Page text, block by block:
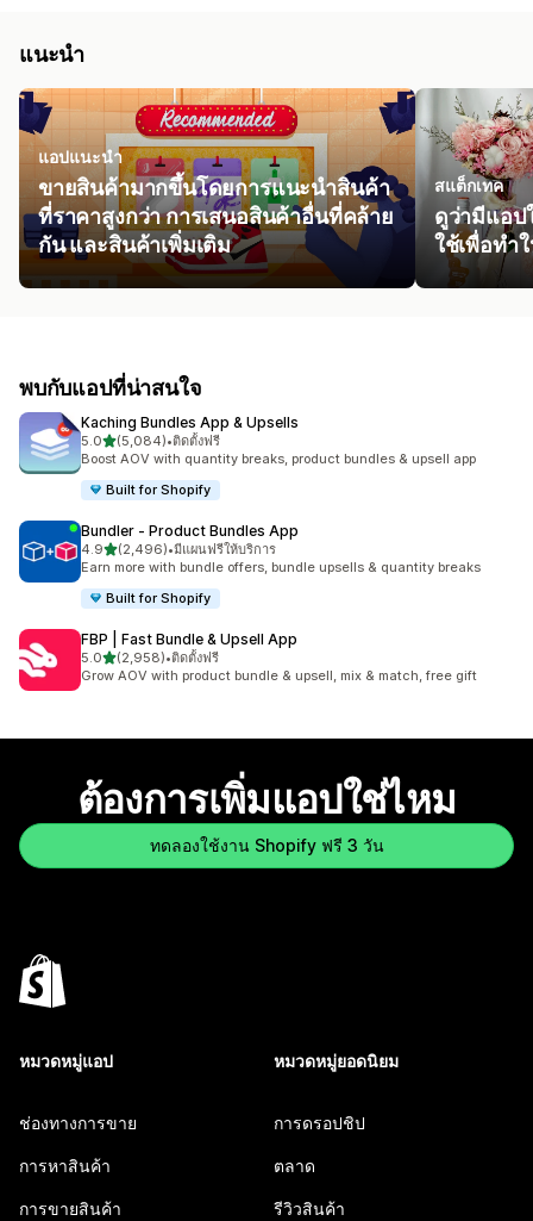
แนะนำ
แอปแนะนำ
ขายสินค้ามากขึ้นโดยการแนะนำสินค้า
ที่ราคาสูงกว่า การเสนอสินค้าอื่นที่คล้าย
กัน และสินค้าเพิ่มเติม
สแต็กเทค
ดูว่ามีแอป
ใช้เพื่อทำ
พบกับแอปที่น่าสนใจ
Kaching Bundles App & Upsells
5.0เต็ม 5 ดาว
(5,084)
ทั้งหมด 5084 รีวิว
•ติดตั้งฟรี
Boost AOV with quantity breaks, product bundles & upsell app
Built for Shopify
Bundler ‑ Product Bundles App
4.9เต็ม 5 ดาว
(2,496)
ทั้งหมด 2496 รีวิว
•มีแผนฟรีให้บริการ
Earn more with bundle offers, bundle upsells & quantity breaks
Built for Shopify
FBP | Fast Bundle & Upsell App
5.0เต็ม 5 ดาว
(2,958)
ทั้งหมด 2958 รีวิว
•ติดตั้งฟรี
Grow AOV with product bundle & upsell, mix & match, free gift
ต้องการเพิ่มแอปใช่ไหม
ทดลองใช้งาน Shopify ฟรี 3 วัน
หมวดหมู่แอป
ช่องทางการขาย
การหาสินค้า
การขายสินค้า
หมวดหมู่ยอดนิยม
การดรอปชิป
ตลาด
รีวิวสินค้า